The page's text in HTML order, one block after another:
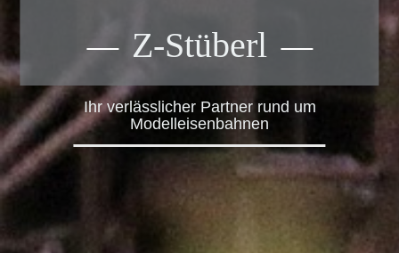
Z-Stüberl
Ihr verlässlicher Partner rund um
Modelleisenbahnen